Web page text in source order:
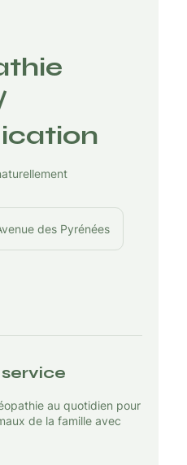
des Pyrénées
au quotidien pour
de la famille avec